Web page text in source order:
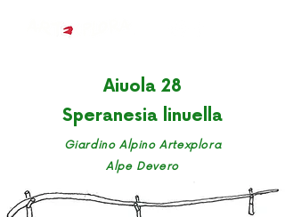
Aiuola 28
Speranesia linuella
Giardino Alpino Artexplora
Alpe Devero